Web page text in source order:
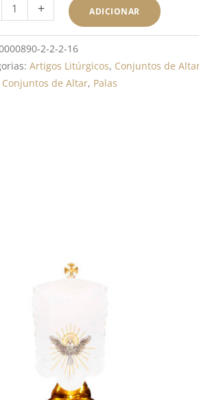
+ ADICIONAR
2-2-2-16
Artigos Litúrgicos, Conjuntos de
Conjuntos de Altar, Palas